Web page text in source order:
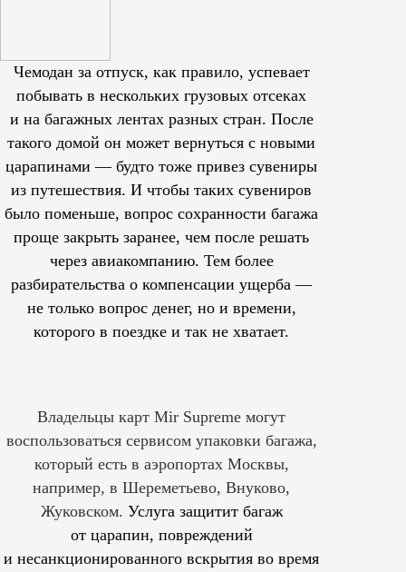
Чемодан за отпуск, как правило, успевает
побывать в нескольких грузовых отсеках
и на багажных лентах разных стран. После
такого домой он может вернуться с новыми
царапинами — будто тоже привез сувениры
из путешествия. И чтобы таких сувениров
было поменьше, вопрос сохранности багажа
проще закрыть заранее, чем после решать
через авиакомпанию. Тем более
разбирательства о компенсации ущерба —
не только вопрос денег, но и времени,
которого в поездке и так не хватает.
Владельцы карт Mir Supreme могут
воспользоваться сервисом упаковки багажа,
который есть в аэропортах Москвы,
например, в Шереметьево, Внуково,
Жуковском. Услуга защитит багаж
от царапин, повреждений
и несанкционированного вскрытия во время